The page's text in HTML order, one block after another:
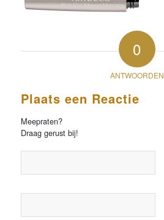
0
ANTWOORDEN
Plaats een Reactie
Meepraten?
Draag gerust bij!